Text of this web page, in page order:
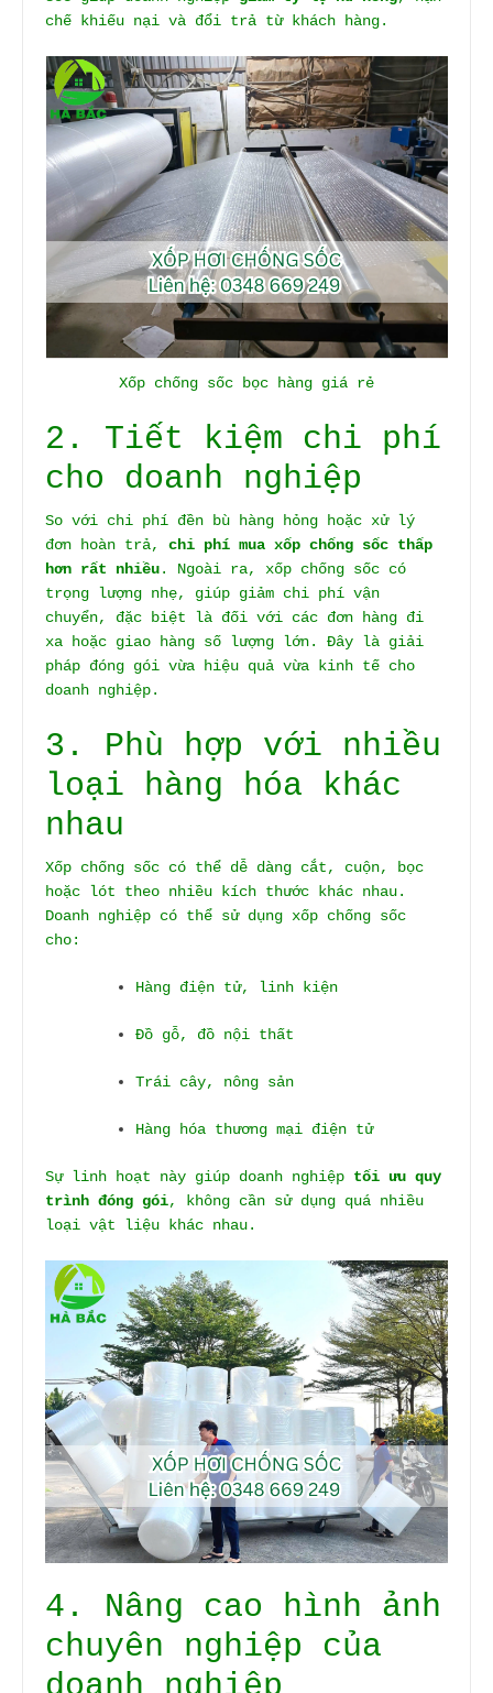
chế khiếu nại và đổi trả từ khách hàng.
Xốp chống sốc bọc hàng giá rẻ
2. Tiết kiệm chi phí
cho doanh nghiệp
So với chi phí đền bù hàng hỏng hoặc xử lý
đơn hoàn trả, chi phí mua xốp chống sốc thấp
hơn rất nhiều. Ngoài ra, xốp chống sốc có
trọng lượng nhẹ, giúp giảm chi phí vận
chuyển, đặc biệt là đối với các đơn hàng đi
xa hoặc giao hàng số lượng lớn. Đây là giải
pháp đóng gói vừa hiệu quả vừa kinh tế cho
doanh nghiệp.
3. Phù hợp với nhiều
loại hàng hóa khác
nhau
Xốp chống sốc có thể dễ dàng cắt, cuộn, bọc
hoặc lót theo nhiều kích thước khác nhau.
Doanh nghiệp có thể sử dụng xốp chống sốc
cho:
Hàng điện tử, linh kiện
Đồ gỗ, đồ nội thất
Trái cây, nông sản
Hàng hóa thương mại điện tử
Sự linh hoạt này giúp doanh nghiệp tối ưu quy
trình đóng gói, không cần sử dụng quá nhiều
loại vật liệu khác nhau.
4. Nâng cao hình ảnh
chuyên nghiệp của